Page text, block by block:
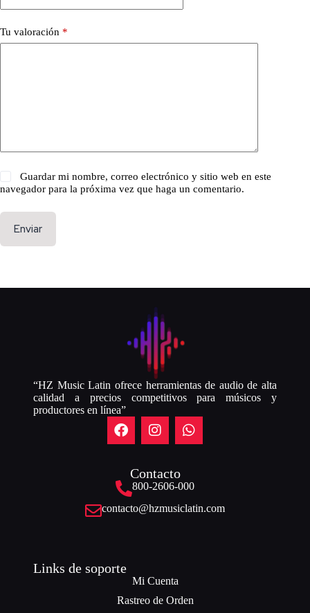
Tu valoración *
Guardar mi nombre, correo electrónico y sitio web en este
navegador para la próxima vez que haga un comentario.
Enviar
“HZ Music Latin ofrece herramientas de audio de alta
calidad a precios competitivos para músicos y
productores en línea”
Contacto
800-2606-000
contacto@hzmusiclatin.com
Links de soporte
Mi Cuenta
Rastreo de Orden